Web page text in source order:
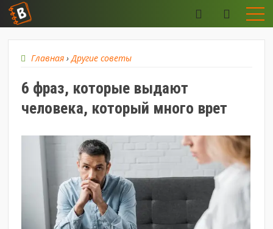
Главная ›Другие советы
6 фраз, которые выдают
человека, который много врет